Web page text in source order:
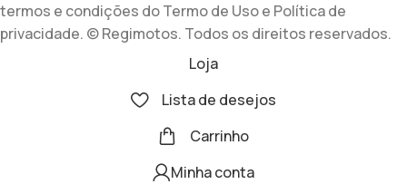
termos e condições do Termo de Uso e Política de
privacidade. © Regimotos. Todos os direitos reservados.
Loja
Lista de desejos
Carrinho
Minha conta